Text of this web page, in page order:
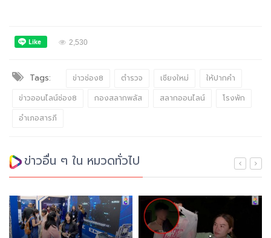
2,530
Tags: ข่าวช่อง8 ตำรวจ เชียงใหม่
ให้ปากคำ
ข่าวออนไลน์ช่อง8
กองสลากพลัส สลากออนไลน์
โรงพัก
อำเภอสารภี
ข่าวอื่น ๆ ใน หมวดทั่วไป